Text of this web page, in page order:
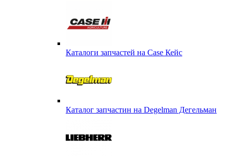
Каталоги запчастей на Case Кейс
Каталог запчастин на Degelman Дегельман